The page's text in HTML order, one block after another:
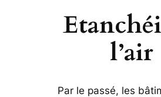
l’air
Par le passé, les